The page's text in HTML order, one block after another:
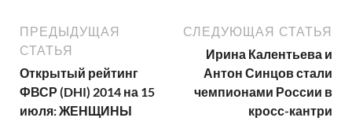
ПРЕДЫДУЩАЯ
СТАТЬЯ
Открытый рейтинг
ФВСР (DHI) 2014 на 15
июля: ЖЕНЩИНЫ
СЛЕДУЮЩАЯ СТАТЬЯ
Ирина Калентьева и
Антон Синцов стали
чемпионами России в
кросс-кантри